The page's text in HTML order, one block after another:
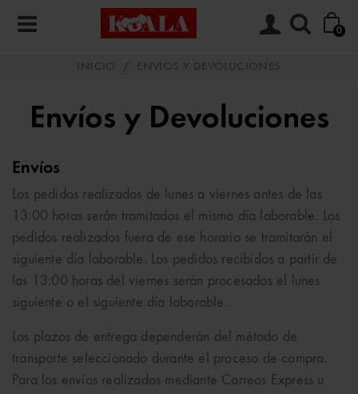
0
INICIO / ENVÍOS Y DEVOLUCIONES
Envíos y Devoluciones
Envíos
Los pedidos realizados de lunes a viernes antes de las
13:00 horas serán tramitados el mismo día laborable. Los
pedidos realizados fuera de ese horario se tramitarán el
siguiente día laborable. Los pedidos recibidos a partir de
las 13:00 horas del viernes serán procesados el lunes
siguiente o el siguiente día laborable.
Los plazos de entrega dependerán del método de
transporte seleccionado durante el proceso de compra.
Para los envíos realizados mediante Correos Express u